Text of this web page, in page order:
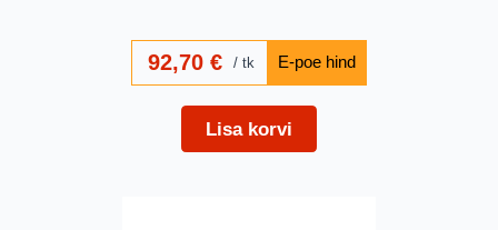
92,70 € tk
Lisa korvi